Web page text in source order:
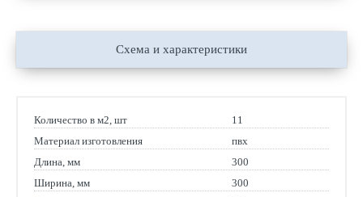
Схема и характеристики
Количество в м2, шт
11
Материал изготовления
пвх
Длина, мм
300
Ширина, мм
300